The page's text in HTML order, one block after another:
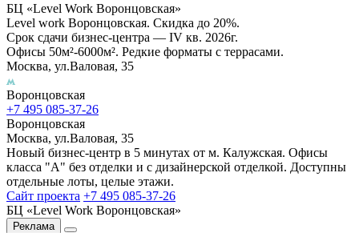
БЦ «Level Work Воронцовская»‎
Level work Воронцовская. Скидка до 20%.
Срок сдачи бизнес-центра — IV кв. 2026г.
Офисы 50м²-6000м². Редкие форматы с террасами.
Москва, ул.Валовая, 35
Воронцовская
+7 495 085-37-26
Воронцовская
Москва, ул.Валовая, 35
Новый бизнес-центр в 5 минутах от м. Калужская. Офисы
класса "А" без отделки и с дизайнерской отделкой. Доступны
отдельные лоты, целые этажи.
Сайт проекта +7 495 085-37-26
БЦ «Level Work Воронцовская»‎
Реклама